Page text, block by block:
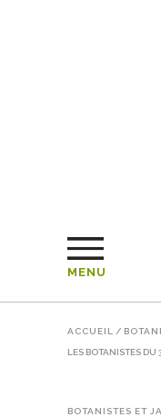
MENU
ACCUEIL /
LES BOTANISTES DU
BOTANISTES ET